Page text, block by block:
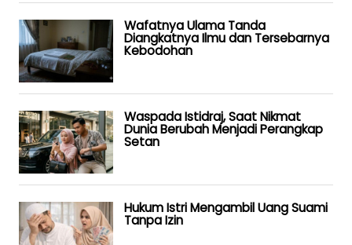
Wafatnya Ulama Tanda
Diangkatnya Ilmu dan Tersebarnya
Kebodohan
Waspada Istidraj, Saat Nikmat
Dunia Berubah Menjadi Perangkap
Setan
Hukum Istri Mengambil Uang Suami
Tanpa Izin